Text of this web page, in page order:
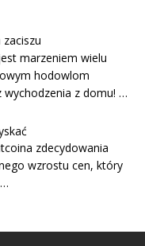
marzeniem wielu
hodowlom
z domu! …
zdecydowania
wzrostu cen, który